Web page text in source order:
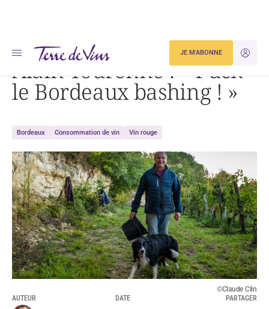
JE
JE M'ABONNE
Accueil Actualités Alain Tourenne : « Fuck le Bordeaux bashing ! »
Alain Tourenne : « Fuck
le Bordeaux bashing ! »
Bordeaux Consommation de vin Vin rouge
©Claude Clin
AUTEUR
DATE PARTAGER